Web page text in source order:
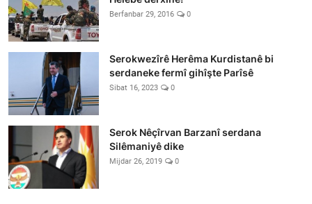
Berfanbar 29, 2016 0
Serokwezîrê Herêma Kurdistanê bi
serdaneke fermî gihîşte Parîsê
Sibat 16, 2023 0
Serok Nêçîrvan Barzanî serdana
Silêmaniyê dike
Mijdar 26, 2019 0